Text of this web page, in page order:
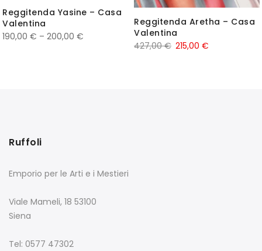
Reggitenda Yasine – Casa
Valentina
190,00 € – 200,00 €
Reggitenda Aretha – Casa
Valentina
427,00€ 215,00 €
Ruffoli
Emporio per le Arti e i Mestieri
Viale Mameli, 18 53100
Siena
Tel: 0577 47302